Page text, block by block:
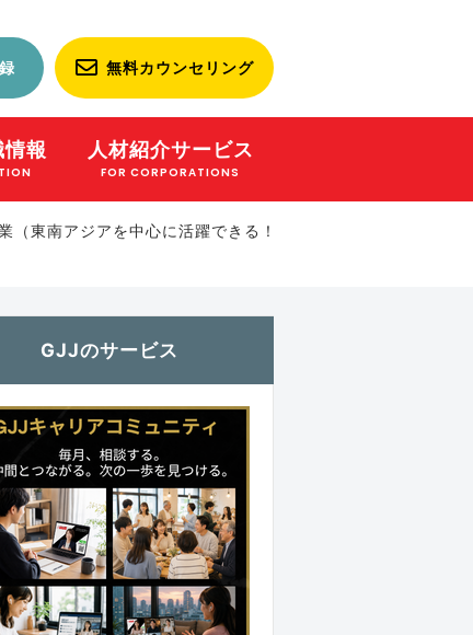
無料カウンセリング
報 人材紹介サービス
FOR CORPORATIONS
（東南アジアを中心に活躍できる！
GJJのサービス